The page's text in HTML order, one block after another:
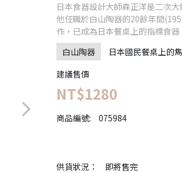
日本食器設計大師森正洋是二次
他任職於白山陶器的20餘年間
作，已成為日本餐桌上的指標食器
白山陶器
日本國民餐桌上的
建議售價
NT$1280
商品編號: 075984
供貨狀況： 即將售完